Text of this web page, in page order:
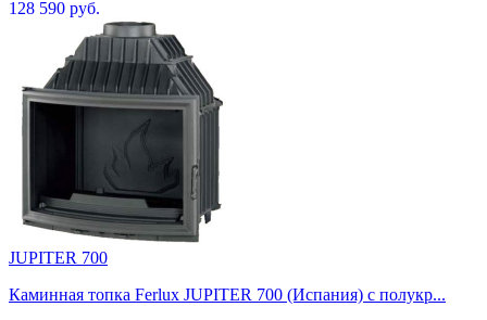
128 590 руб.
JUPITER 700
Каминная топка Ferlux JUPITER 700 (Испания) с полукр...